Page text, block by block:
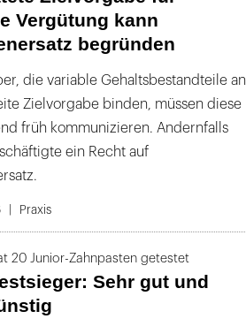
Vergütung kann
begründen
die variable Gehaltsbestandteile an
Zielvorgabe binden, müssen diese
früh kommunizieren. Andernfalls
ein Recht auf
Praxis
20 Junior-Zahnpasten getestet
Sehr gut und